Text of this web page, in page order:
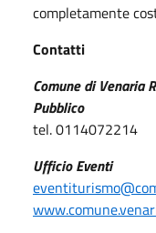
completamente
Contatti
Comune di Venaria
Pubblico
tel. 0114072214
Ufficio Eventi